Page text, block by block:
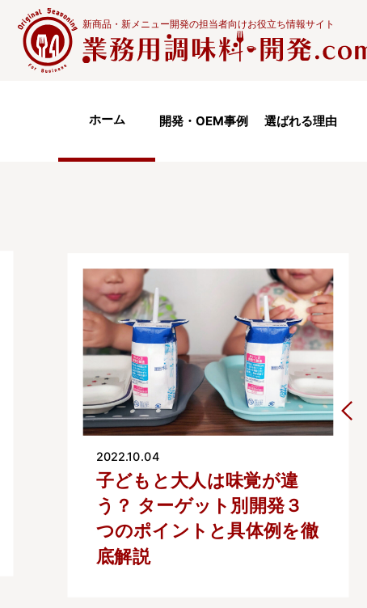
新商品・新メニュー開発の担当者向けお役立ち情報サイト
ホーム 開発・OEM事例 選ばれる理由
2022.04.08
店舗オリジナルの調味料を
開発・販売する際の７つの
ポイント！